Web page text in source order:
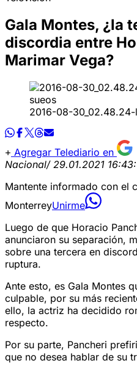
Gala Montes, ¿la
discordia entre
Marimar Vega?
2016-08-
Agregar Telediario en
Nacional/ 29.01.2021
Mantente informado con el
MonterreyUnirme
Luego de que Horacio
anunciaron su separación,
sobre una tercera en
ruptura.
Ante esto, es Gala Montes
culpable, por su más
ello, la actriz ha decidido
respecto.
Por su parte, Pancheri
que no desea hablar de su